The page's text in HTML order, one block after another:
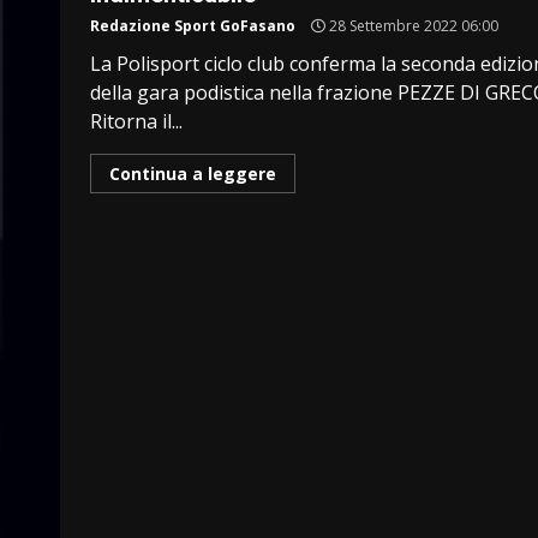
Redazione Sport GoFasano 28 Settembre 2022 06:00
La Polisport ciclo club conferma la seconda
della gara podistica nella frazione PEZZE DI
Ritorna il...
Continua a leggere